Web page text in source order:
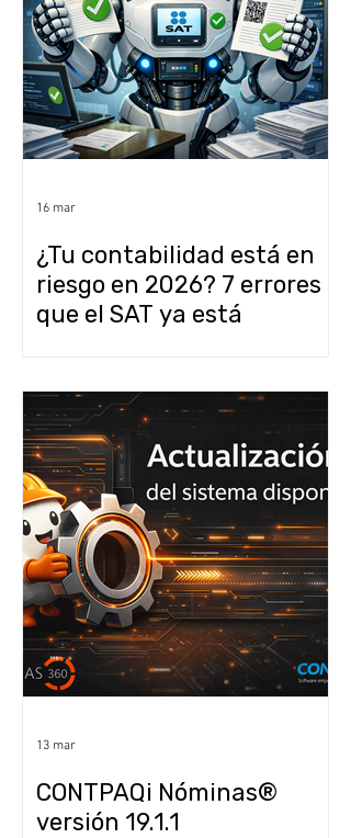
¿Tu contabilidad está en
riesgo en 2026? 7 errores
que el SAT ya está
16 mar
CONTPAQi Nóminas®
versión 19.1.1
13 mar